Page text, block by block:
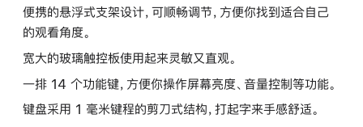
便携的悬浮式支架设计，可顺畅调节，方便你找到适合自己
的观看角度。
宽大的玻璃触控板使用起来灵敏又直观。
一排 14 个功能键，方便你操作屏幕亮度、音量控制等功能。
键盘采用 1 毫米键程的剪刀式结构，打起字来手感舒适。